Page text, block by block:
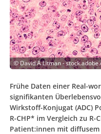
©David A Litman -
Frühe Daten einer Real-
signifikanten
Wirkstoff-Konjugat (ADC)
R-CHP* im Vergleich zu
Patient:innen mit